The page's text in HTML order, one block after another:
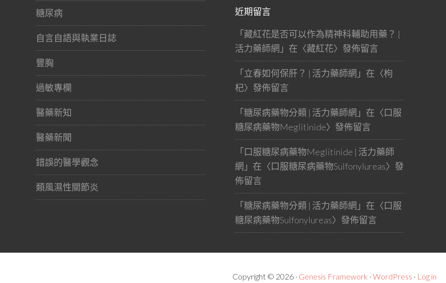
糖尿病
自言自語與執業日誌
豐胸
過敏專欄
醫藥新知
醫藥新聞
錯誤的醫學觀念
類風濕性關節炎
近期留言
「藏紅花是否可以作為精神科輔助用藥？ |
活力藥師網 」在〈藏紅花〉發佈留言
「立春如何保肝？ | 活力藥師網 」在〈枸
杞〉發佈留言
「糖尿病藥物分類 | 活力藥師網 」在〈口服
糖尿病藥物Meglitinide〉發佈留言
「口服糖尿病藥物Meglitinide | 活力藥師
網 」在〈口服糖尿病藥物Sulfonylureas〉發
佈留言
「糖尿病藥物分類 | 活力藥師網 」在〈口服
糖尿病藥物Sulfonylureas〉發佈留言
Copyright © 2026 · Genesis Framework · WordPress · Log in